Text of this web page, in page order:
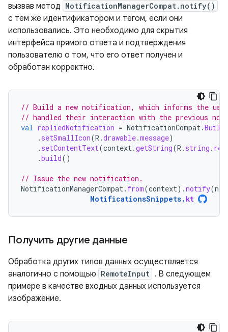
вызвав метод NotificationManagerCompat.notify()
с тем же идентификатором и тегом, если они
использовались. Это необходимо для скрытия
интерфейса прямого ответа и подтверждения
пользователю о том, что его ответ получен и
обработан корректно.
// Build a new notification, which informs the
// handled their interaction with the previous
val repliedNotification = NotificationCompat .
. setSmallIcon(R .drawable.message)
. setContentText(context .getString(R . string .
.build()
// Issue the new notification.
NotificationManagerCompat . from(context).notify(
NotificationsSnippets. kt
Получить другие данные
Обработка других типов данных осуществляется
аналогично с помощью RemoteInput . В следующем
примере в качестве входных данных используется
изображение.